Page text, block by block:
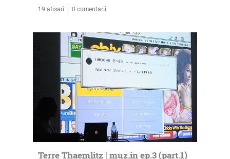
19 afisari | 0 comentarii
Terre Thaemlitz | muz.in ep.3 (part.1)